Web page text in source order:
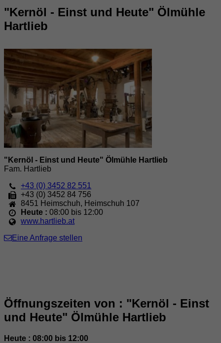
"Kernöl - Einst und Heute" Ölmühle
Hartlieb
"Kernöl - Einst und Heute" Ölmühle Hartlieb
Fam. Hartlieb
+43 (0) 3452 82 551
+43 (0) 3452 84 756
8451
Heimschuh, Heimschuh 107
Heute :08:00 bis 12:00
www.hartlieb.at
Eine Anfrage stellen
Öffnungszeiten von : "Kernöl - Einst
und Heute" Ölmühle Hartlieb
Heute : 08:00 bis 12:00